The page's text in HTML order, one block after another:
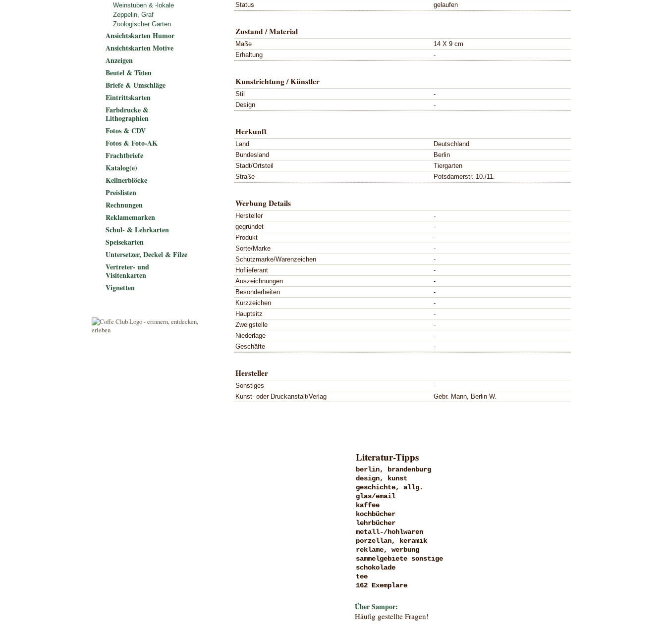
Status
gelaufen
Zustand / Material
Maße
14 X 9 cm
Erhaltung
-
Kunstrichtung / Künstler
Stil
-
Design
-
Herkunft
Land
Deutschland
Bundesland
Berlin
Stadt/Ortsteil
Tiergarten
Straße
Potsdamerstr. 10./11.
Werbung Details
Hersteller
-
gegründet
-
Produkt
-
Sorte/Marke
-
Schutzmarke/Warenzeichen
-
Hoflieferant
-
Auszeichnungen
-
Besonderheiten
-
Kurzzeichen
-
Hauptsitz
-
Zweigstelle
-
Niederlage
-
Geschäfte
-
Hersteller
Sonstiges
-
Kunst- oder Druckanstalt/Verlag
Gebr. Mann, Berlin W.
Weinstuben & -lokale
Zeppelin, Graf
Zoologischer Garten
Ansichtskarten Humor
Ansichtskarten Motive
Anzeigen
Beutel & Tüten
Briefe & Umschläge
Eintrittskarten
Farbdrucke &
Lithographien
Fotos & CDV
Fotos & Foto-AK
Frachtbriefe
Katalog(e)
Kellnerblöcke
Preislisten
Rechnungen
Reklamemarken
Schul- & Lehrkarten
Speisekarten
Untersetzer, Deckel & Filze
Vertreter- und
Visitenkarten
Vignetten
Literatur-Tipps
berlin, brandenburg
design, kunst
geschichte, allg.
glas/email
kaffee
kochbücher
lehrbücher
metall-/hohlwaren
porzellan, keramik
reklame, werbung
sammelgebiete sonstige
schokolade
tee
162 Exemplare
Über Sampor:
Häufig gestellte Fragen!